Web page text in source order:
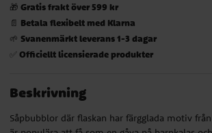
🎁 Gratis frakt över 599 kr
📄 Betala flexibelt med Klarna
🌱 Svanenmärkt leverans 1-3 dagar
✅ Officiellt licensierade produkter
Beskrivning
Såpbubblor där flaskan har färgglada motiv